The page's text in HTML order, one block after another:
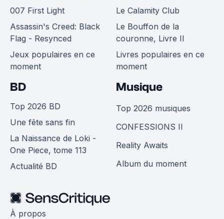
007 First Light
Assassin's Creed: Black
Flag - Resynced
Jeux populaires en ce
moment
Le Calamity Club
Le Bouffon de la
couronne, Livre II
Livres populaires en ce
moment
BD
Top 2026 BD
Une fête sans fin
La Naissance de Loki -
One Piece, tome 113
Actualité BD
Musique
Top 2026 musiques
CONFESSIONS II
Reality Awaits
Album du moment
À propos